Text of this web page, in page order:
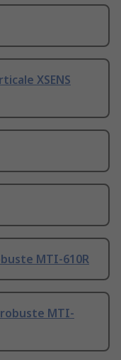
XSENS
MTI-610R
robuste MTI-